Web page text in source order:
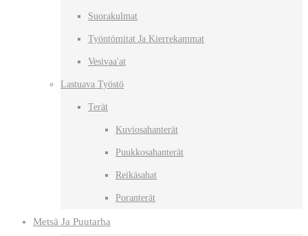
Suorakulmat
Työntömitat Ja Kierrekammat
Vesivaa'at
Lastuava Työstö
Terät
Kuviosahanterät
Puukkosahanterät
Reikäsahat
Poranterät
Metsä Ja Puutarha